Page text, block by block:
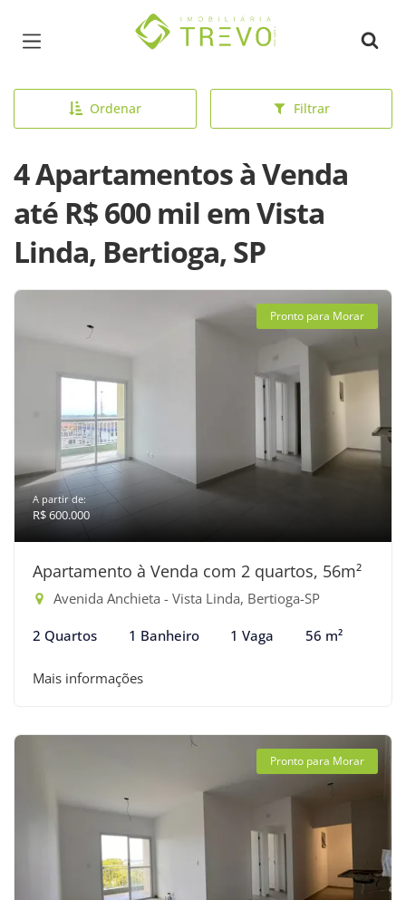
Página inicial
Ordenar Filtrar
4 Apartamentos à Venda
até R$ 600 mil em Vista
Linda, Bertioga, SP
Pronto para Morar
A partir de:
R$ 600.000
Apartamento à Venda com 2 quartos, 56m²
Avenida Anchieta - Vista Linda, Bertioga-SP
2 Quartos 1 Banheiro 1 Vaga 56 m²
Mais informações
Pronto para Morar